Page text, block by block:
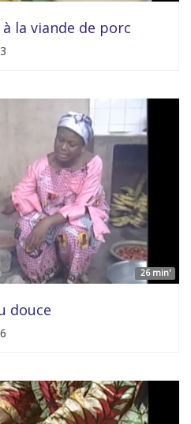
la viande de porc
26 min'
douce